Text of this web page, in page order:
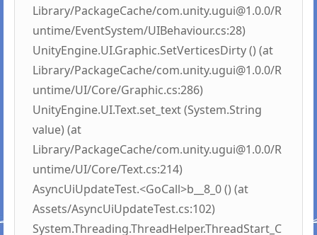
Library/PackageCache/com.unity.ugui@1.0.0/R
untime/EventSystem/UIBehaviour.cs:28)
UnityEngine.UI.Graphic.SetVerticesDirty () (at
Library/PackageCache/com.unity.ugui@1.0.0/R
untime/UI/Core/Graphic.cs:286)
UnityEngine.UI.Text.set_text (System.String
value) (at
Library/PackageCache/com.unity.ugui@1.0.0/R
untime/UI/Core/Text.cs:214)
AsyncUiUpdateTest.<GoCall>b__8_0 () (at
Assets/AsyncUiUpdateTest.cs:102)
System.Threading.ThreadHelper.ThreadStart_C